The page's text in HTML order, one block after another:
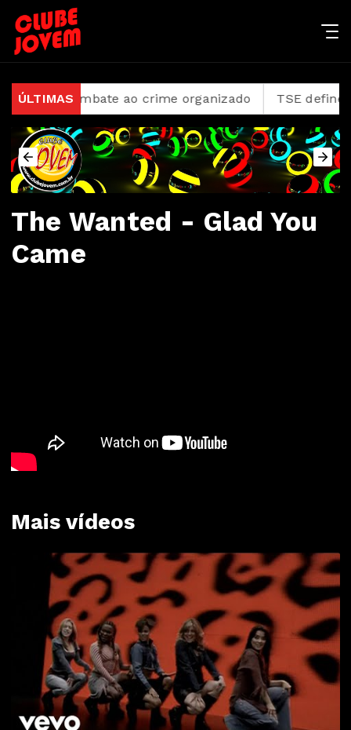
ÚLTIMAS
combate ao crime organizado TSE define
The Wanted - Glad You
Came
Mais vídeos